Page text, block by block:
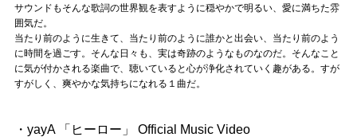
サウンドもそんな歌詞の世界観を表すように穏やかで明るい、愛に満ちた雰
囲気だ。
当たり前のように生きて、当たり前のように誰かと出会い、当たり前のよう
に時間を過ごす。そんな日々も、実は奇跡のようなものなのだ。そんなこと
に気が付かされる楽曲で、聴いていると心が浄化されていく趣がある。すが
すがしく、爽やかな気持ちになれる１曲だ。
・yayA 「ヒーロー」 Official Music Video